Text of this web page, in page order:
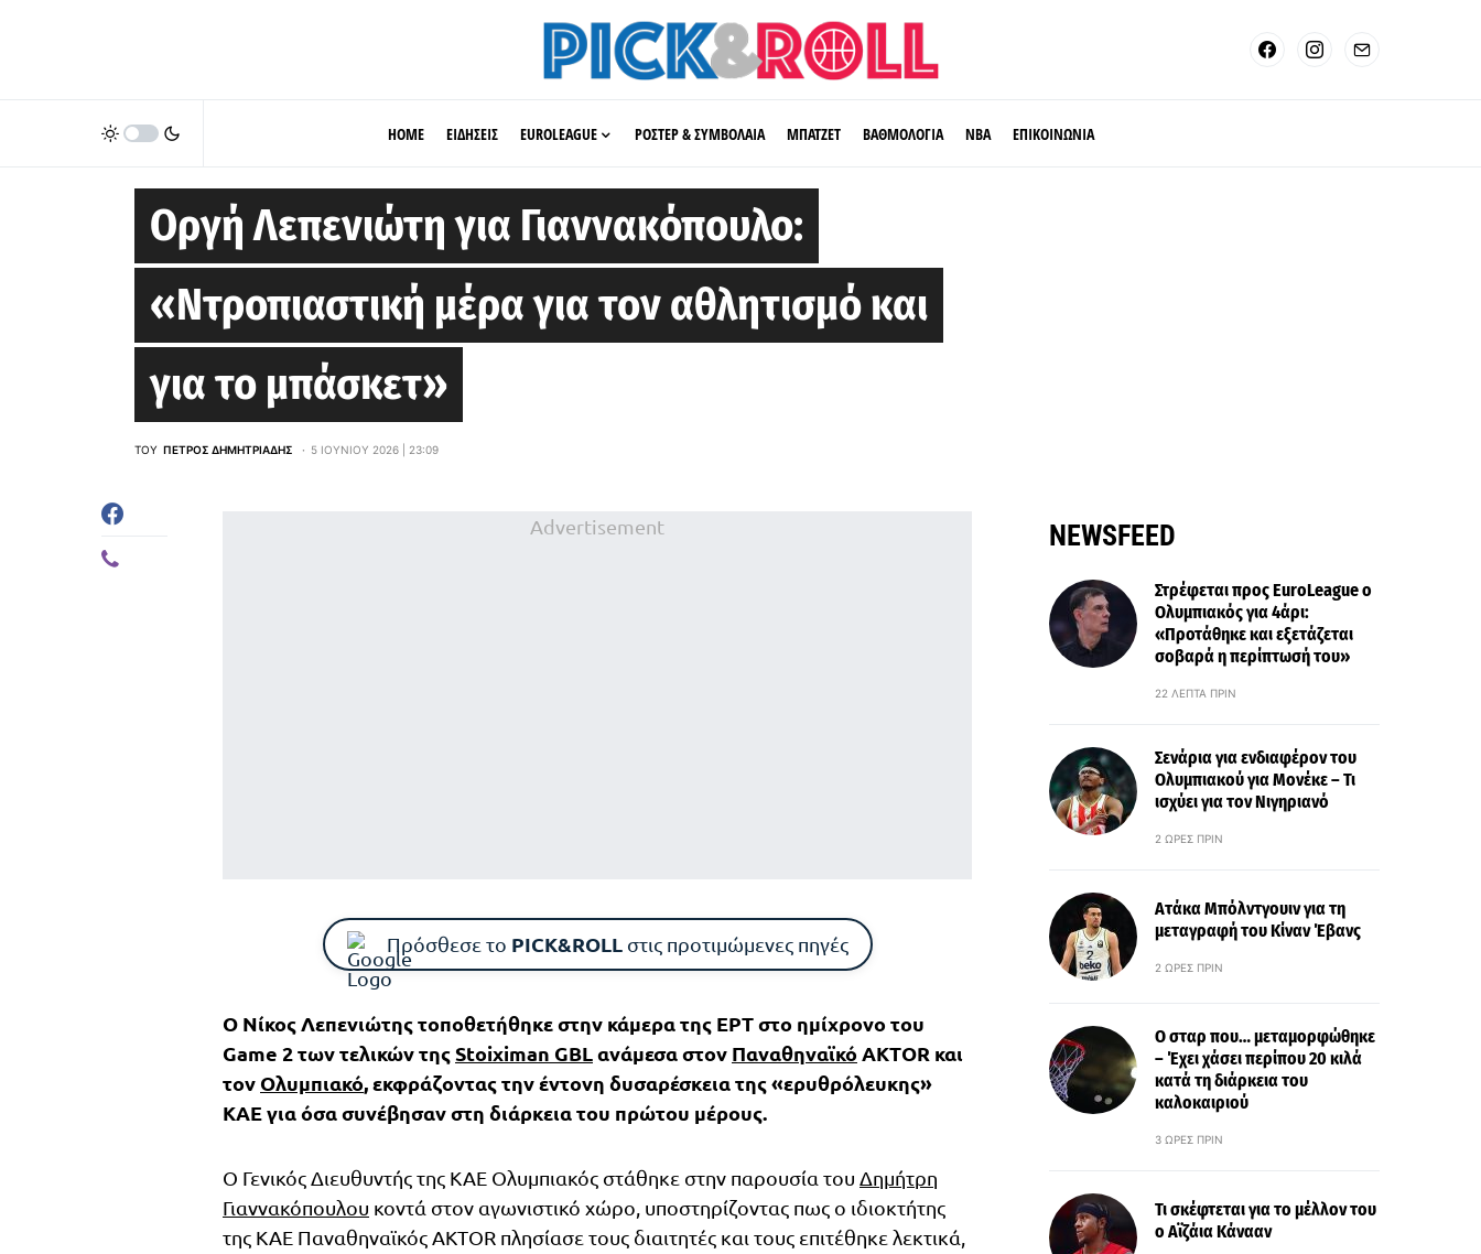
HOME ΕΙΔΗΣΕΙΣ EUROLEAGUE ΡΟΣΤΕΡ & ΣΥΜΒΟΛΑΙΑ ΜΠΑΤΖΕΤ ΒΑΘΜΟΛΟΓΙΑ ΝΒΑ ΕΠΙΚΟΙΝΩΝΙΑ
Οργή Λεπενιώτη για Γιαννακόπουλο:
«Ντροπιαστική μέρα για τον αθλητισμό και
για το μπάσκετ»
ΤΟΥ ΠΈΤΡΟΣ ΔΗΜΗΤΡΙΆΔΗΣ 5 ΙΟΥΝΊΟΥ 2026 | 23:09
Advertisement
Πρόσθεσε το PICK&ROLLστις προτιμώμενες πηγές
Ο Νίκος Λεπενιώτης τοποθετήθηκε στην κάμερα της ΕΡΤ στο ημίχρονο του
Game 2 των τελικών τηςStoiximan GBLανάμεσα στον Παναθηναϊκό AKTOR και
τον Ολυμπιακό, εκφράζοντας την έντονη δυσαρέσκεια της «ερυθρόλευκης»
ΚΑΕ για όσα συνέβησαν στη διάρκεια του πρώτου μέρους.
Ο Γενικός Διευθυντής της ΚΑΕ Ολυμπιακός στάθηκε στην παρουσία του Δημήτρη
Γιαννακόπουλου κοντά στον αγωνιστικό χώρο, υποστηρίζοντας πως ο ιδιοκτήτης
της ΚΑΕ Παναθηναϊκός AKTOR πλησίασε τους διαιτητές και τους επιτέθηκε λεκτικά,
NEWSFEED
Στρέφεται προς EuroLeague ο
Ολυμπιακός για 4άρι:
«Προτάθηκε και εξετάζεται
σοβαρά η περίπτωσή του»
22 ΛΕΠΤΆ ΠΡΙΝ
Σενάρια για ενδιαφέρον του
Ολυμπιακού για Μονέκε – Τι
ισχύει για τον Νιγηριανό
2 ΏΡΕΣ ΠΡΙΝ
Ατάκα Μπόλντγουιν για τη
μεταγραφή του Κίναν Έβανς
2 ΏΡΕΣ ΠΡΙΝ
Ο σταρ που… μεταμορφώθηκε
– Έχει χάσει περίπου 20 κιλά
κατά τη διάρκεια του
καλοκαιριού
3 ΏΡΕΣ ΠΡΙΝ
Τι σκέφτεται για το μέλλον του
ο Αϊζάια Κάνααν